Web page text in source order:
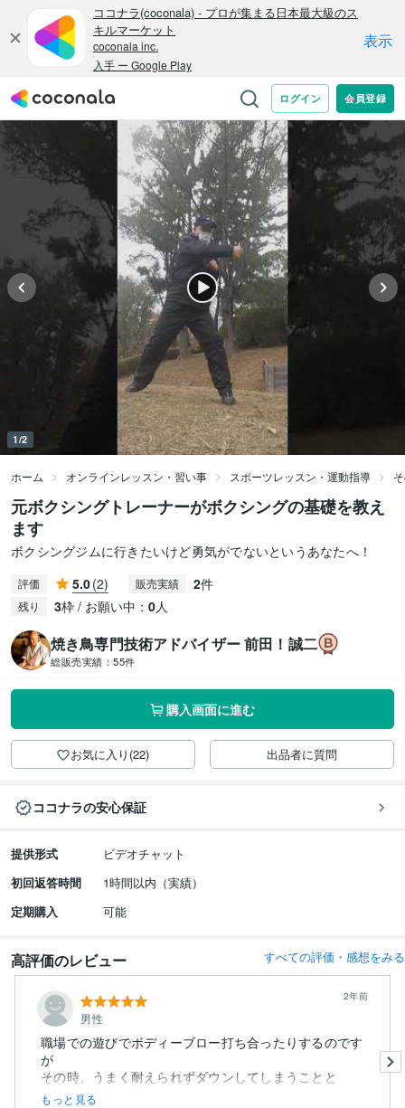
1/2
ホーム オンラインレッスン・習い事 スポーツレッスン・運動指導
元ボクシングトレーナーがボクシングの基礎を教え
ます
ボクシングジムに行きたいけど勇気がでないというあなたへ！
評価 5.0(2) 販売実績 2件
残り 3枠 / お願い中： 0人
焼き鳥専門技術アドバイザー 前田！誠二
総販売実績： 55件
購入画面に進む
お気に入り(22) 出品者に質問
ココナラの安心保証
提供形式
ビデオチャット
初回返答時間
1時間以内（実績）
定期購入
可能
高評価のレビュー すべての評価・感想をみる
男性
2年前
職場での遊びでボディーブロー打ち合ったりするのです
が
その時、うまく耐えられずダウンしてしまうことと
パンチが相手に効い...
もっと見る